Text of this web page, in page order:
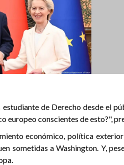
de Derecho desde el
conscientes de esto?",
económico, política
sometidas a Washington. Y,